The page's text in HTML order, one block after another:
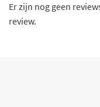
Er zijn nog geen
review.